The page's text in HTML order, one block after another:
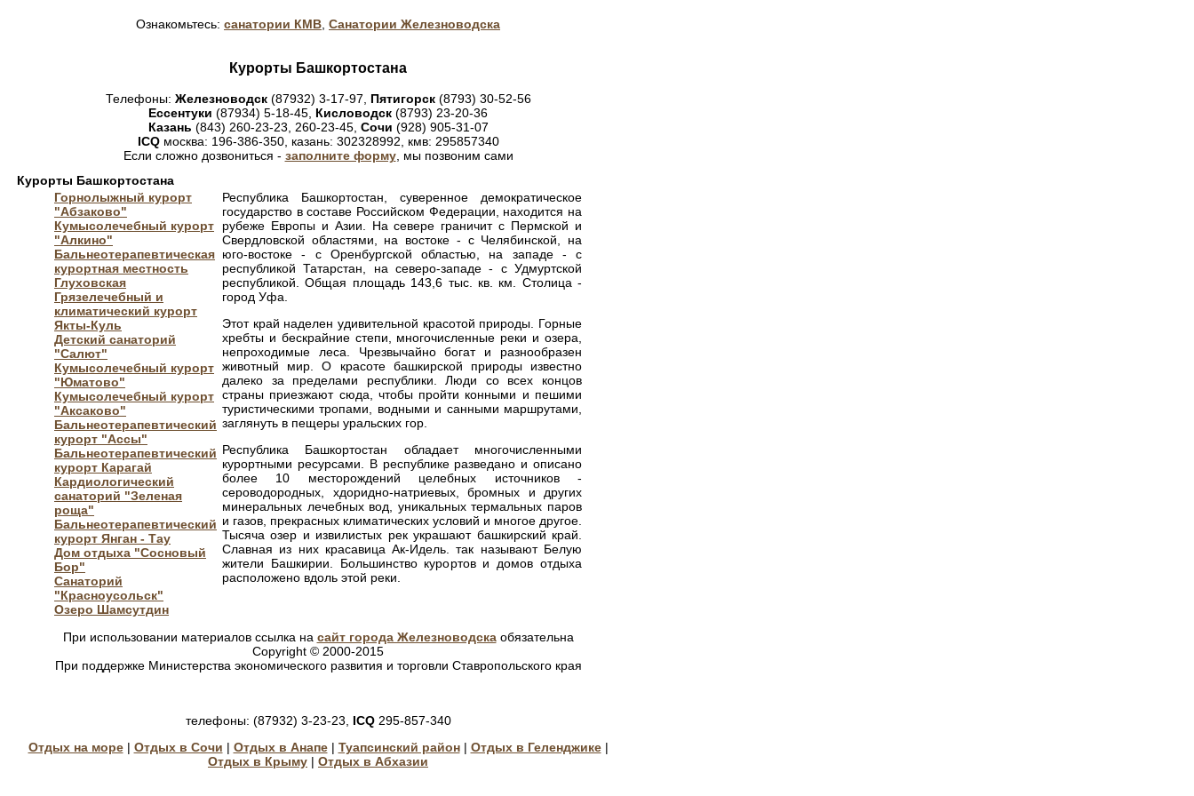
Ознакомьтесь: санатории КМВ Санатории Железноводска
Курорты Башкортостана
Телефоны: Железноводск(87932) 3-17-97, Пятигорск(8793) 30-52-56
Ессентуки (87934) 5-18-45, Кисловодск (8793) 23-20-36
Казань (843) 260-23-23, 260-23-45, Сочи (928) 905-31-07
ICQмосква: 196-386-350, казань: 302328992, кмв: 295857340
Если сложно дозвониться - заполните форму, мы позвоним сами
Курорты Башкортостана
Горнолыжный курорт
"Абзаково"
Кумысолечебный курорт
"Алкино"
Бальнеотерапевтическая
курортная местность
Глуховская
Грязелечебный и
климатический курорт
Якты-Куль
Детский санаторий
"Салют"
Кумысолечебный курорт
"Юматово"
Кумысолечебный курорт
"Аксаково"
Бальнеотерапевтический
курорт "Ассы"
Бальнеотерапевтический
курорт Карагай
Кардиологический
санаторий "Зеленая
роща"
Бальнеотерапевтический
курорт Янган - Тау
Дом отдыха "Сосновый
Бор"
Санаторий
"Красноусольск"
Озеро Шамсутдин
Республика Башкортостан, суверенное демократическое
государство в составе Российском Федерации, находится на
рубеже Европы и Азии. На севере граничит с Пермской и
Свердловской областями, на востоке - с Челябинской, на
юго-востоке - с Оренбургской областью, на западе - с
республикой Татарстан, на северо-западе - с Удмуртской
республикой. Общая площадь 143,6 тыс. кв. км. Столица -
город Уфа.
Этот край наделен удивительной красотой природы. Горные
хребты и бескрайние степи, многочисленные реки и озера,
непроходимые леса. Чрезвычайно богат и разнообразен
животный мир. О красоте башкирской природы известно
далеко за пределами республики. Люди со всех концов
страны приезжают сюда, чтобы пройти конными и пешими
туристическими тропами, водными и санными маршрутами,
заглянуть в пещеры уральских гор.
Республика Башкортостан обладает многочисленными
курортными ресурсами. В республике разведано и описано
более 10 месторождений целебных источников -
сероводородных, хдоридно-натриевых, бромных и других
минеральных лечебных вод, уникальных термальных паров
и газов, прекрасных климатических условий и многое другое.
Тысяча озер и извилистых рек украшают башкирский край.
Славная из них красавица Ак-Идель. так называют Белую
жители Башкирии. Большинство курортов и домов отдыха
расположено вдоль этой реки.
При использовании материалов ссылка на сайт города Железноводскаобязательна
Copyright © 2000-2015
При поддержке Министерства экономического развития и торговли Ставропольского края
телефоны: (87932) 3-23-23, ICQ295-857-340
Отдых на море| Отдых в Сочи | Отдых в Анапе| Туапсинский район| Отдых в Геленджике|
Отдых в Крыму | Отдых в Абхазии